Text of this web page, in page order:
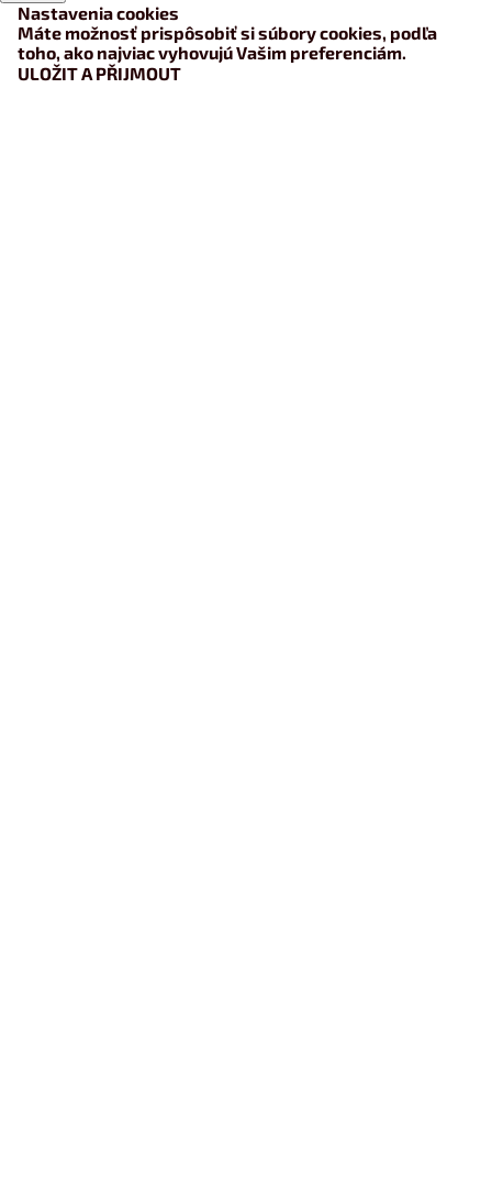
Nastavenia cookies
Máte možnosť prispôsobiť si súbory cookies, podľa
toho, ako najviac vyhovujú Vašim preferenciám.
ULOŽIT A PŘIJMOUT